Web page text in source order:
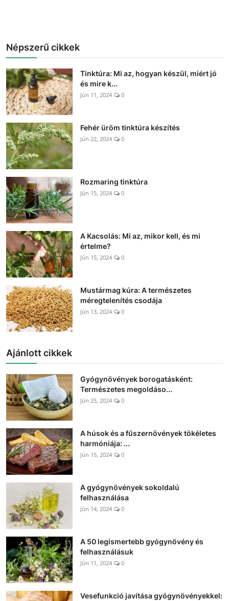
Népszerű cikkek
Tinktúra: Mi az, hogyan készül, miért jó
és mire k...
Jún 11, 2024 0
Fehér üröm tinktúra készítés
Jún 22, 2024 0
Rozmaring tinktúra
Jún 15, 2024 0
A Kacsolás: Mi az, mikor kell, és mi
értelme?
Jún 15, 2024 0
Mustármag kúra: A természetes
méregtelenítés csodája
Jún 13, 2024 0
Ajánlott cikkek
Gyógynövények borogatásként:
Természetes megoldáso...
Jún 25, 2024 0
A húsok és a fűszernövények tökéletes
harmóniája: ...
Jún 15, 2024 0
A gyógynövények sokoldalú
felhasználása
Jún 14, 2024 0
A 50 legismertebb gyógynövény és
felhasználásuk
Jún 11, 2024 0
Vesefunkció javítása gyógynövényekkel: